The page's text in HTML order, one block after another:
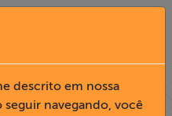
descrito em nossa
seguir navegando, você